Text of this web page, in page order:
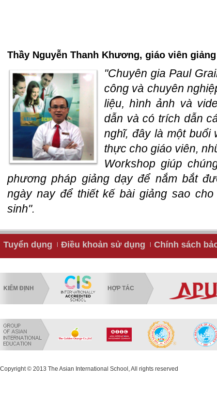
Thầy Nguyễn Thanh Khương, giáo viên
"Chuyên gia Paul
công và chuyên
liệu, hình ảnh và
dẫn và có trích dẫn
nghĩ, đây là một buổi
thực cho giáo viên,
Workshop giúp
phương pháp giảng dạy để nắm bắt
ngày nay để thiết kế bài giảng sao
sinh".
Tuyển dụng Điều khoản sử dụng Chính sách
KIỂM ĐỊNH HỢP TÁC
Copyright © 2013 The Asian International School, All rights reserved